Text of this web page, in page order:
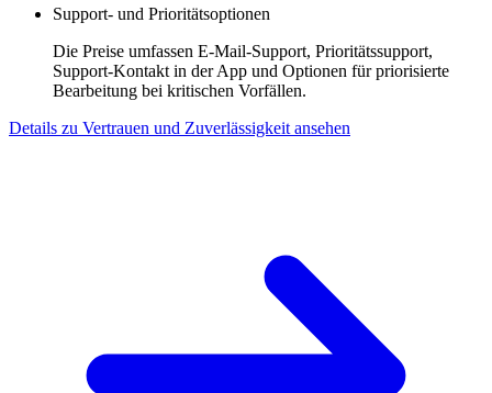
Support- und Prioritätsoptionen
Die Preise umfassen E-Mail-Support, Prioritätssupport,
Support-Kontakt in der App und Optionen für priorisierte
Bearbeitung bei kritischen Vorfällen.
Details zu Vertrauen und Zuverlässigkeit ansehen